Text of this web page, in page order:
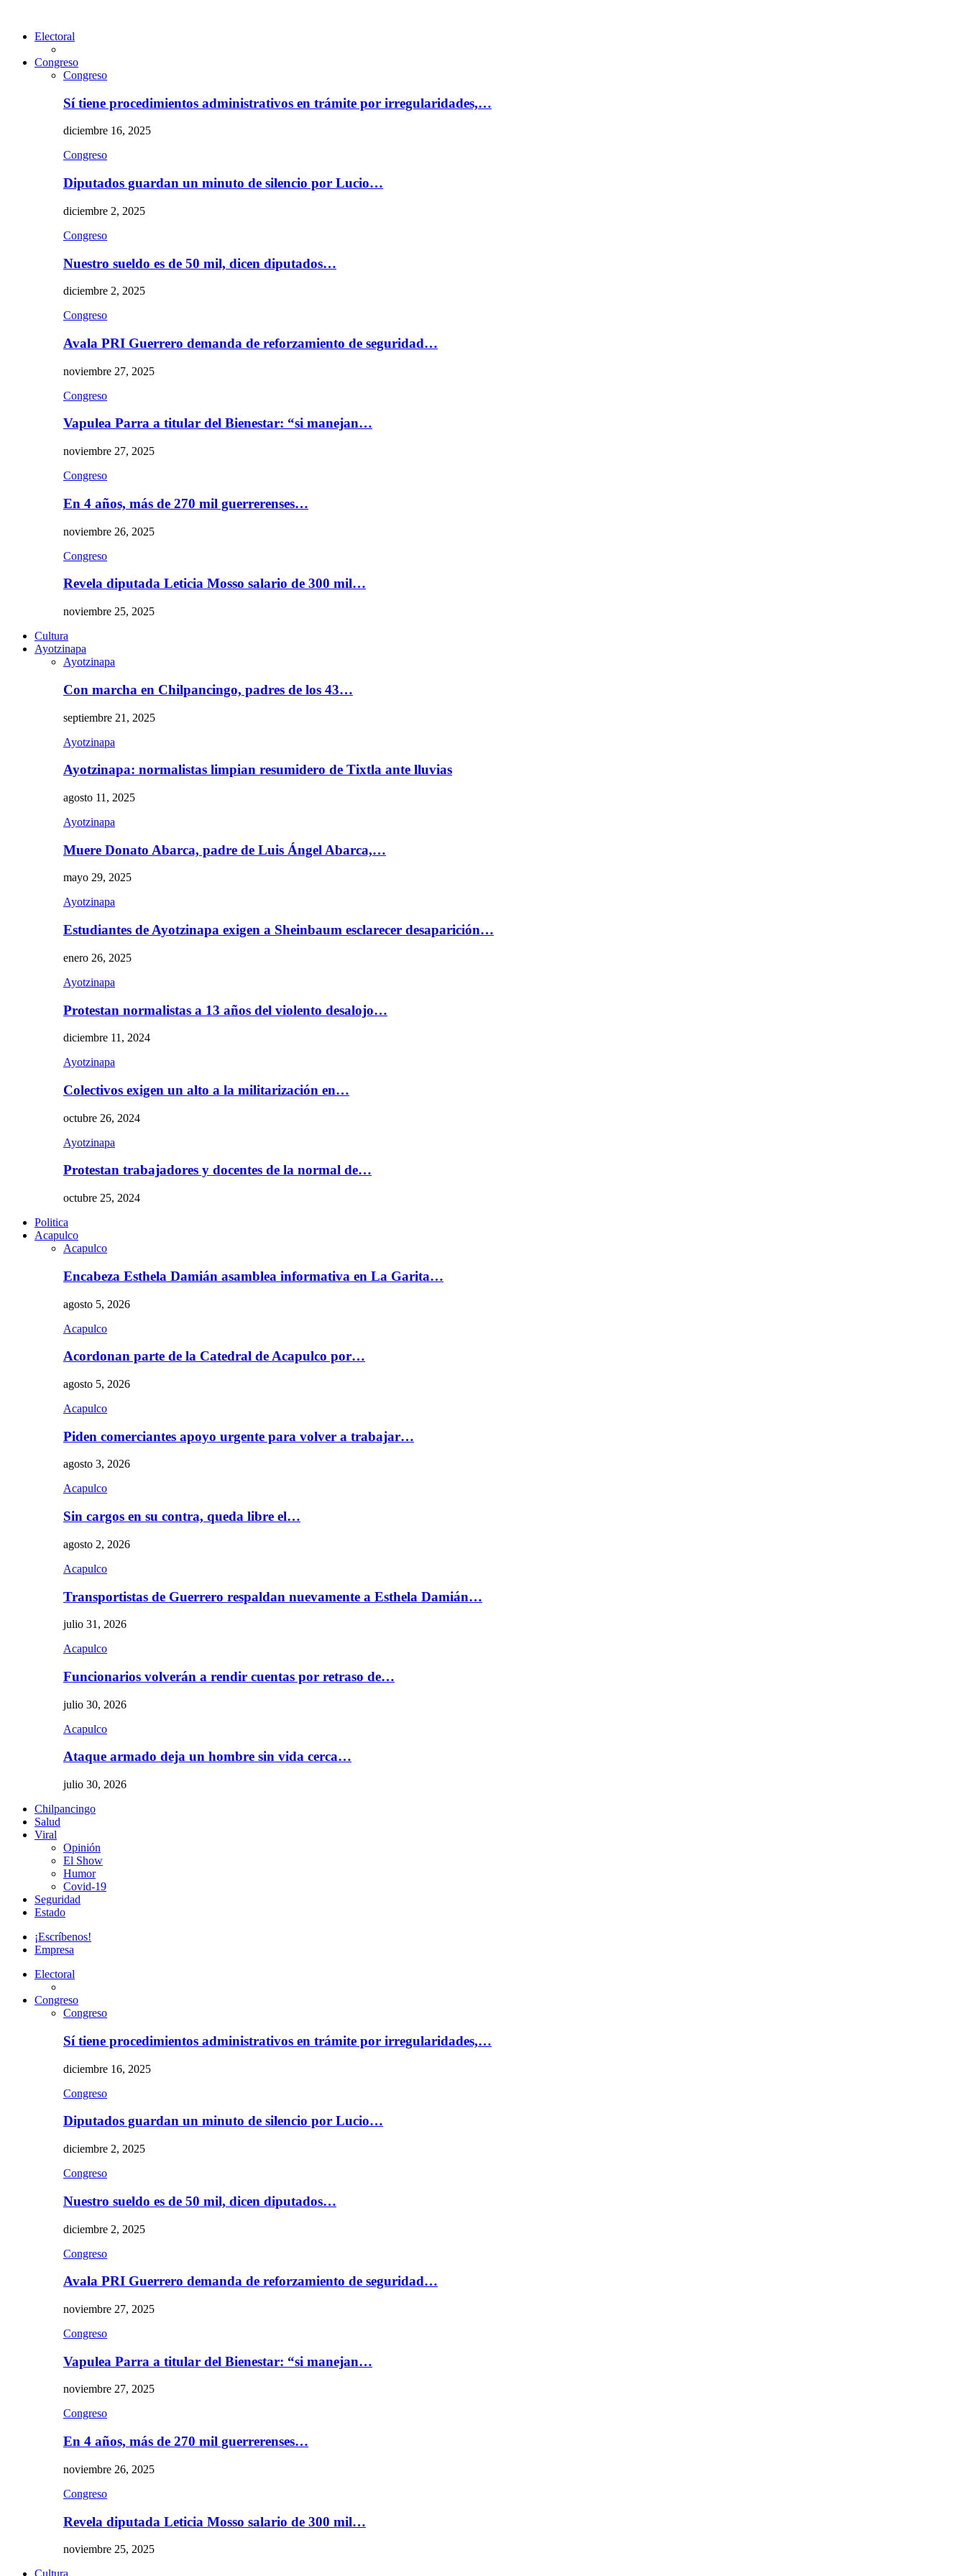
Electoral
Congreso
Congreso
Sí tiene procedimientos administrativos en trámite por irregularidades,…
diciembre 16, 2025
Congreso
Diputados guardan un minuto de silencio por Lucio…
diciembre 2, 2025
Congreso
Nuestro sueldo es de 50 mil, dicen diputados…
diciembre 2, 2025
Congreso
Avala PRI Guerrero demanda de reforzamiento de seguridad…
noviembre 27, 2025
Congreso
Vapulea Parra a titular del Bienestar: “si manejan…
noviembre 27, 2025
Congreso
En 4 años, más de 270 mil guerrerenses…
noviembre 26, 2025
Congreso
Revela diputada Leticia Mosso salario de 300 mil…
noviembre 25, 2025
Cultura
Ayotzinapa
Ayotzinapa
Con marcha en Chilpancingo, padres de los 43…
septiembre 21, 2025
Ayotzinapa
Ayotzinapa: normalistas limpian resumidero de Tixtla ante lluvias
agosto 11, 2025
Ayotzinapa
Muere Donato Abarca, padre de Luis Ángel Abarca,…
mayo 29, 2025
Ayotzinapa
Estudiantes de Ayotzinapa exigen a Sheinbaum esclarecer desaparición…
enero 26, 2025
Ayotzinapa
Protestan normalistas a 13 años del violento desalojo…
diciembre 11, 2024
Ayotzinapa
Colectivos exigen un alto a la militarización en…
octubre 26, 2024
Ayotzinapa
Protestan trabajadores y docentes de la normal de…
octubre 25, 2024
Politica
Acapulco
Acapulco
Encabeza Esthela Damián asamblea informativa en La Garita…
agosto 5, 2026
Acapulco
Acordonan parte de la Catedral de Acapulco por…
agosto 5, 2026
Acapulco
Piden comerciantes apoyo urgente para volver a trabajar…
agosto 3, 2026
Acapulco
Sin cargos en su contra, queda libre el…
agosto 2, 2026
Acapulco
Transportistas de Guerrero respaldan nuevamente a Esthela Damián…
julio 31, 2026
Acapulco
Funcionarios volverán a rendir cuentas por retraso de…
julio 30, 2026
Acapulco
Ataque armado deja un hombre sin vida cerca…
julio 30, 2026
Chilpancingo
Salud
Viral
Opinión
El Show
Humor
Covid-19
Seguridad
Estado
¡Escríbenos!
Empresa
Electoral
Congreso
Congreso
Sí tiene procedimientos administrativos en trámite por irregularidades,…
diciembre 16, 2025
Congreso
Diputados guardan un minuto de silencio por Lucio…
diciembre 2, 2025
Congreso
Nuestro sueldo es de 50 mil, dicen diputados…
diciembre 2, 2025
Congreso
Avala PRI Guerrero demanda de reforzamiento de seguridad…
noviembre 27, 2025
Congreso
Vapulea Parra a titular del Bienestar: “si manejan…
noviembre 27, 2025
Congreso
En 4 años, más de 270 mil guerrerenses…
noviembre 26, 2025
Congreso
Revela diputada Leticia Mosso salario de 300 mil…
noviembre 25, 2025